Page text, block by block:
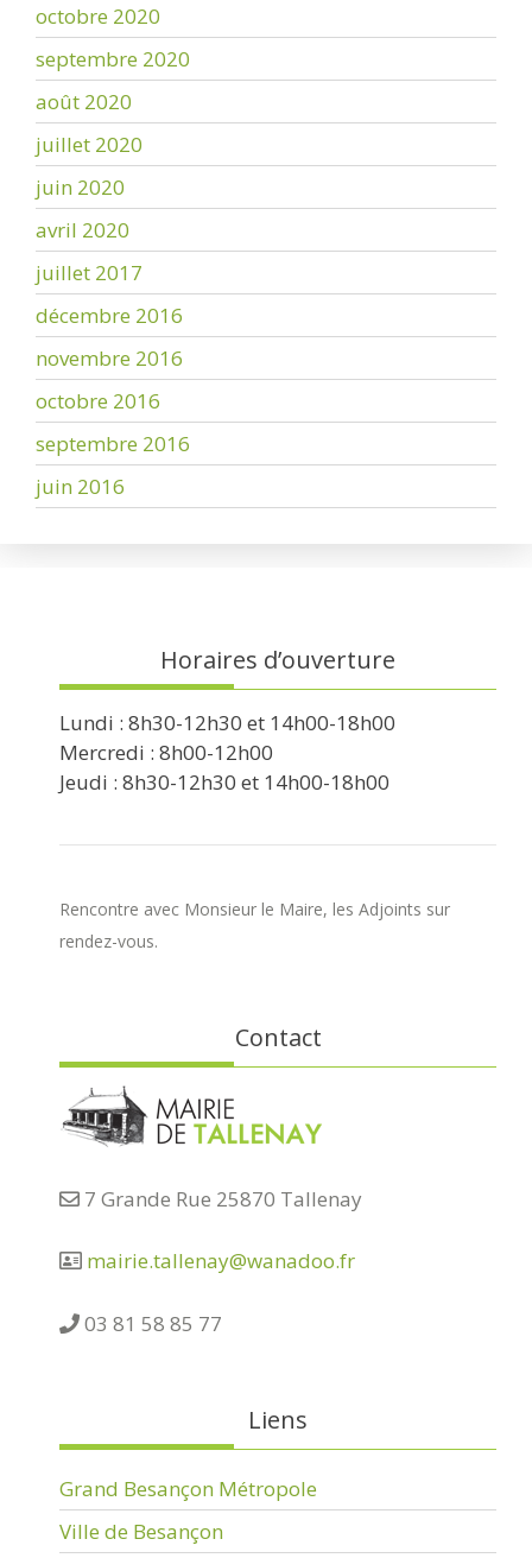
octobre 2020
septembre 2020
août 2020
juillet 2020
juin 2020
avril 2020
juillet 2017
décembre 2016
novembre 2016
octobre 2016
septembre 2016
juin 2016
Horaires d’ouverture
Lundi : 8h30-12h30 et 14h00-18h00
Mercredi : 8h00-12h00
Jeudi : 8h30-12h30 et 14h00-18h00
Rencontre avec Monsieur le Maire, les Adjoints sur
rendez-vous.
Contact
7 Grande Rue 25870 Tallenay
mairie.tallenay@wanadoo.fr
03 81 58 85 77
Liens
Grand Besançon Métropole
Ville de Besançon